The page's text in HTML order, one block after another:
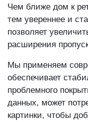
Чем ближе дом к
тем увереннее и
позволяет
расширения
Мы применяем
обеспечивает
проблемного
данных, может
картинки, чтобы